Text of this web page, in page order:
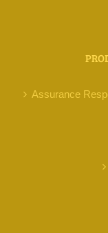
Assurance